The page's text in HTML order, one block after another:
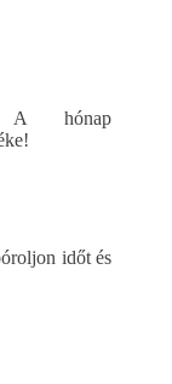
A hónap
időt és